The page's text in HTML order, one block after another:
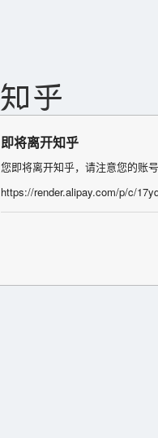
即将离开知乎
您即将离开知乎，请注意您的账号
https://render.alipay.com/p/c/